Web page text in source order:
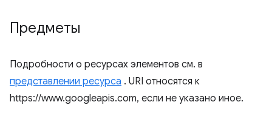
Предметы
Подробности о ресурсах элементов см. в
представлении ресурса . URI относятся к
https://www.googleapis.com, если не указано иное.